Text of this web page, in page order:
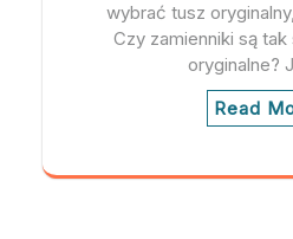
wybrać tusz
Czy zamienniki są
oryginalne?
Read